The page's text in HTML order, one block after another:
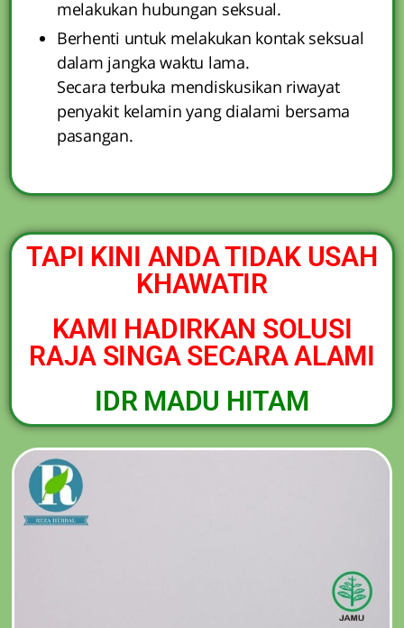
melakukan hubungan seksual.
Berhenti untuk melakukan kontak seksual
dalam jangka waktu lama.
Secara terbuka mendiskusikan riwayat
penyakit kelamin yang dialami bersama
pasangan.
TAPI KINI ANDA TIDAK USAH
KHAWATIR
KAMI HADIRKAN SOLUSI
RAJA SINGA SECARA ALAMI
IDR MADU HITAM